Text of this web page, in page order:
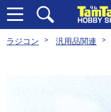
ラジコン 汎用品関連